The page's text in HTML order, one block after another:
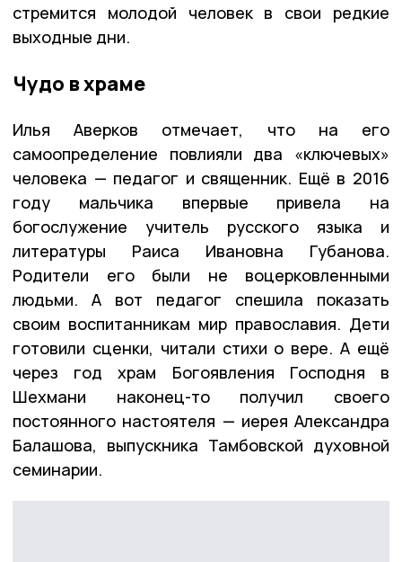
стремится молодой человек в свои редкие
выходные дни.
Чудо в храме
Илья Аверков отмечает, что на его
самоопределение повлияли два «ключевых»
человека — педагог и священник. Ещё в 2016
году мальчика впервые привела на
богослужение учитель русского языка и
литературы Раиса Ивановна Губанова.
Родители его были не воцерковленными
людьми. А вот педагог спешила показать
своим воспитанникам мир православия. Дети
готовили сценки, читали стихи о вере. А ещё
через год храм Богоявления Господня в
Шехмани наконец-то получил своего
постоянного настоятеля — иерея Александра
Балашова, выпускника Тамбовской духовной
семинарии.